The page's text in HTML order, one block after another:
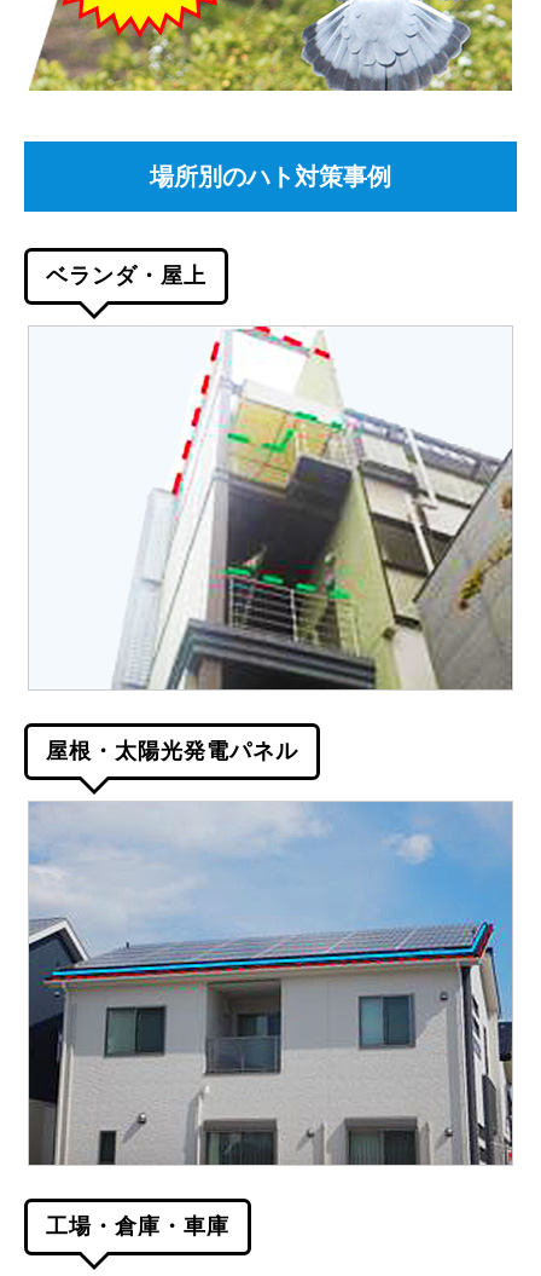
場所別のハト対策事例
ベランダ・屋上
屋根・太陽光発電パネル
工場・倉庫・車庫